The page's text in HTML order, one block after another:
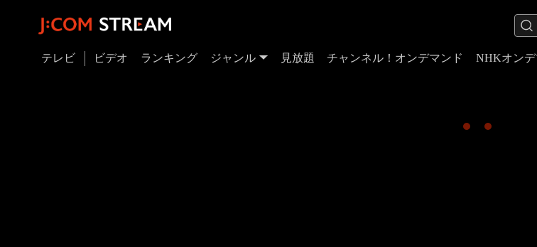
テレビ ビデオ ランキング ジャンル 見放題 チャンネル！オンデマンド NHKオンデ